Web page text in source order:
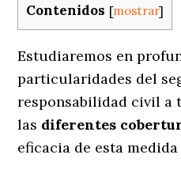
Contenidos [mostrar]
Estudiaremos en
particularidades del
responsabilidad civil a
las diferentes
eficacia de esta medida